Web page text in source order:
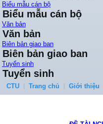
Biểu mẫu cán bộ
Biểu mẫu cán bộ
Văn bản
Văn bản
Biên bản giao ban
Biên bản giao ban
Tuyển sinh
Tuyển sinh
CTU Trang chủ Giới thiệu